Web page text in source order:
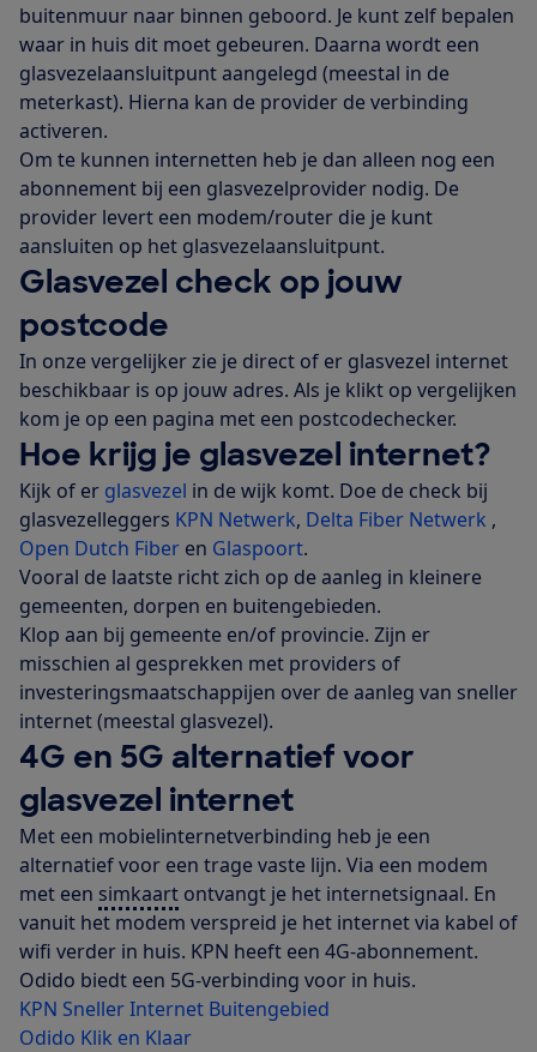
buitenmuur naar binnen geboord. Je kunt zelf bepalen
waar in huis dit moet gebeuren. Daarna wordt een
glasvezelaansluitpunt aangelegd (meestal in de
meterkast). Hierna kan de provider de verbinding
activeren.
Om te kunnen internetten heb je dan alleen nog een
abonnement bij een glasvezelprovider nodig. De
provider levert een modem/router die je kunt
aansluiten op het glasvezelaansluitpunt.
Glasvezel check op jouw
postcode
In onze vergelijker zie je direct of er glasvezel internet
beschikbaar is op jouw adres. Als je klikt op vergelijken
kom je op een pagina met een postcodechecker.
Hoe krijg je glasvezel internet?
Kijk of er glasvezel in de wijk komt. Doe de check bij
glasvezelleggers KPN Netwerk, Delta Fiber Netwerk ,
Open Dutch Fiber en Glaspoort.
Vooral de laatste richt zich op de aanleg in kleinere
gemeenten, dorpen en buitengebieden.
Klop aan bij gemeente en/of provincie. Zijn er
misschien al gesprekken met providers of
investeringsmaatschappijen over de aanleg van sneller
internet (meestal glasvezel).
4G en 5G alternatief voor
glasvezel internet
Met een mobielinternetverbinding heb je een
alternatief voor een trage vaste lijn. Via een modem
met een simkaart ontvangt je het internetsignaal. En
vanuit het modem verspreid je het internet via kabel of
wifi verder in huis. KPN heeft een 4G-abonnement.
Odido biedt een 5G-verbinding voor in huis.
KPN Sneller Internet Buitengebied
Odido Klik en Klaar